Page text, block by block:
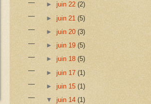
► juin 22 (2)
► juin 21 (5)
► juin 20 (3)
► juin 19 (5)
► juin 18 (5)
► juin 17 (1)
► juin 15 (1)
▼ juin 14 (1)